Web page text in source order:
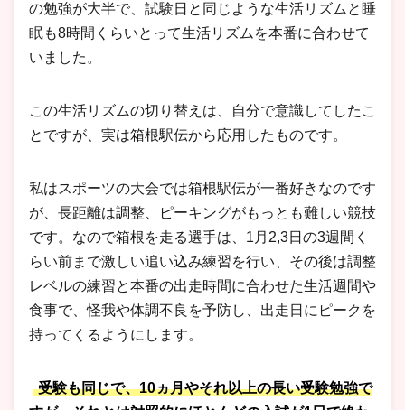
の勉強が大半で、試験日と同じような生活リズムと睡
眠も8時間くらいとって生活リズムを本番に合わせて
いました。
この生活リズムの切り替えは、自分で意識してしたこ
とですが、実は箱根駅伝から応用したものです。
私はスポーツの大会では箱根駅伝が一番好きなのです
が、長距離は調整、ピーキングがもっとも難しい競技
です。なので箱根を走る選手は、1月2,3日の3週間く
らい前まで激しい追い込み練習を行い、その後は調整
レベルの練習と本番の出走時間に合わせた生活週間や
食事で、怪我や体調不良を予防し、出走日にピークを
持ってくるようにします。
受験も同じで、10ヵ月やそれ以上の長い受験勉強で